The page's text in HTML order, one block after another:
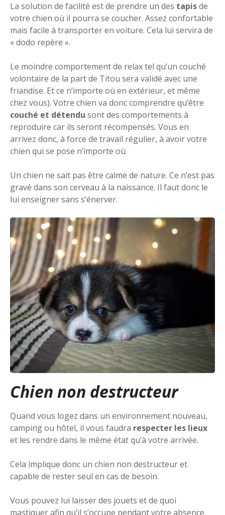
La solution de facilité est de prendre un des tapisde
votre chien où il pourra se coucher. Assez confortable
mais facile à transporter en voiture. Cela lui servira de
« dodo repère ».
Le moindre comportement de relax tel qu’un couché
volontaire de la part de Titou sera validé avec une
friandise. Et ce n’importe où en extérieur, et même
chez vous). Votre chien va donc comprendre qu’être
couché et détendu sont des comportements à
reproduire car ils seront récompensés. Vous en
arrivez donc, à force de travail régulier, à avoir votre
chien qui se pose n’importe où.
Un chien ne sait pas être calme de nature. Ce n’est pas
gravé dans son cerveau à la naissance. Il faut donc le
lui enseigner sans s’énerver.
Chien non destructeur
Quand vous logez dans un environnement nouveau,
camping ou hôtel, il vous faudra respecter les lieux
et les rendre dans le même état qu’à votre arrivée.
Cela implique donc un chien non destructeur et
capable de rester seul en cas de besoin.
Vous pouvez lui laisser des jouets et de quoi
mastiquer afin qu’il s’occupe pendant votre absence.